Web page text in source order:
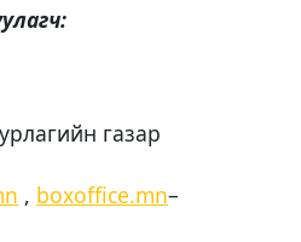
газар
, boxoffice.mn–